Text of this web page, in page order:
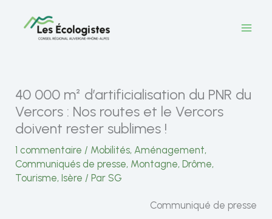
40 000 m² d’artificialisation du PNR du
Vercors : Nos routes et le Vercors
doivent rester sublimes !
1 commentaire / Mobilités,Aménagement,
Communiqués de presse, Montagne,Drôme,
Tourisme,Isère / Par SG
Communiqué de presse